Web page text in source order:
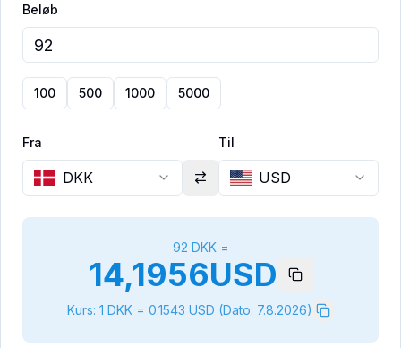
Beløb
100 500 1000 5000
Fra
DKK
Til
USD
92 DKK=
14,1956USD
Kurs: 1 DKK = 0.1543 USD (Dato: 7.8.2026)